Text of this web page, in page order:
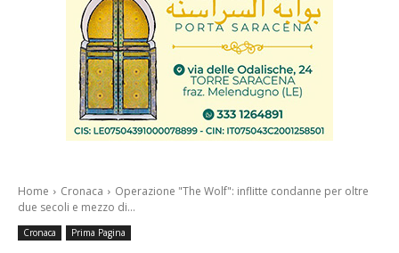
Home Cronaca
Operazione "The Wolf": inflitte condanne per oltre
due secoli e mezzo di...
Cronaca Prima Pagina